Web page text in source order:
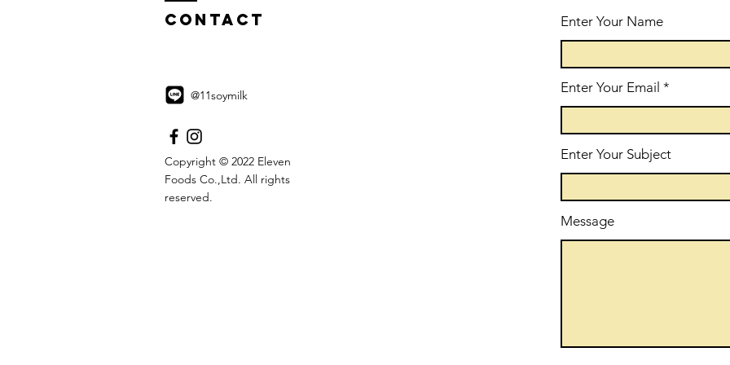
Contact
@11soymilk
Copyright © 2022 Eleven
Foods Co.,Ltd. All rights
reserved.
Enter Your Name
Enter Your Email
Enter Your Subject
Message